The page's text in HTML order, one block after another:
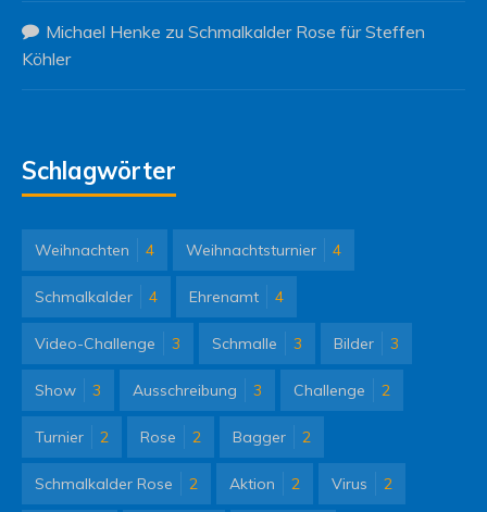
Michael Henke zu Schmalkalder Rose für Steffen
Köhler
Schlagwörter
Weihnachten 4 Weihnachtsturnier 4
Schmalkalder 4 Ehrenamt 4
Video-Challenge 3 Schmalle 3 Bilder 3
Show 3 Ausschreibung 3 Challenge 2
Turnier 2 Rose 2 Bagger 2
Schmalkalder Rose 2 Aktion 2 Virus 2